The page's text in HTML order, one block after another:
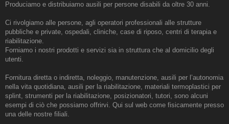
Produciamo e distribuiamo ausili per persone disabili da oltre 30 anni.
Ci rivolgiamo alle persone, agli operatori professionali alle strutture
pubbliche e private, ospedali, cliniche, case di riposo, centri di terapia e
riabilitazione.
Forniamo i nostri prodotti e servizi sia in struttura che al domicilio degli
utenti.
Fornitura diretta o indiretta, noleggio, manutenzione, ausili per l’autonomia
nella vita quotidiana, ausili per la riabilitazione, materiali termoplastici per
splint, strumenti per la riabilitazione, posizionatori, tutori, sono alcuni
esempi di ciò che possiamo offrirvi. Qui sul web come fisicamente presso
una delle nostre filiali.